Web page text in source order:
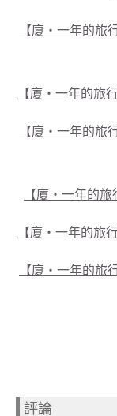
【廈‧一年的旅
【廈‧一年的旅
【廈‧一年的旅
【廈‧一年的
【廈‧一年的旅
【廈‧一年的旅
評論